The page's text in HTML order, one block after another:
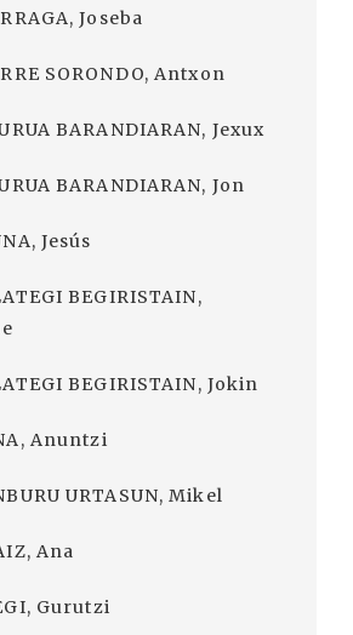
Joseba
SORONDO, Antxon
BARANDIARAN, Jexux
BARANDIARAN, Jon
Jesús
BEGIRISTAIN,
BEGIRISTAIN, Jokin
Anuntzi
URTASUN, Mikel
Ana
Gurutzi